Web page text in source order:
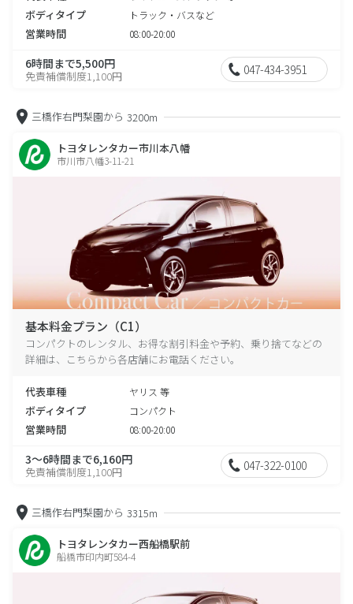
ボディタイプ トラック・バスなど
営業時間 08:00-20:00
6時間まで5,500円
免責補償制度1,100円 047-434-3951
三橋作右門梨園から 3200m
トヨタレンタカー市川本八幡
市川市八幡3-11-21
基本料金プラン（C1）
コンパクトのレンタル、お得な割引料金や予約、乗り捨てなどの
詳細は、こちらから各店舗にお電話ください。
代表車種 ヤリス 等
ボディタイプ コンパクト
営業時間 08:00-20:00
3～6時間まで6,160円
免責補償制度1,100円 047-322-0100
三橋作右門梨園から 3315m
トヨタレンタカー西船橋駅前
船橋市印内町584-4